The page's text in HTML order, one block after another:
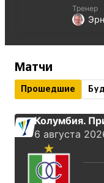
Тренер
Матчи
Прошедшие
Колумбия.
6 августа